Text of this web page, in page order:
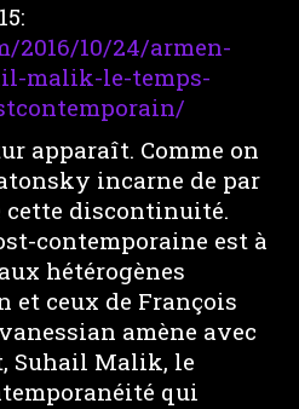
10/24/armen-
malik-le-temps-
apparaît. Comme on
incarne de par
cette discontinuité.
contemporaine est à
hétérogènes
et ceux de François
amène avec
Suhail Malik, le
qui